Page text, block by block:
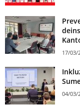
17/03/
04/03/